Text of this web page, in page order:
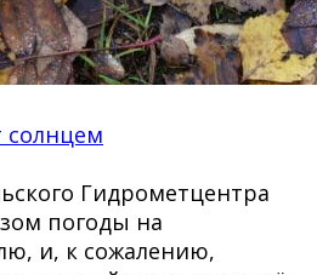
солнцем
Гидрометцентра
погоды на
и, к сожалению,